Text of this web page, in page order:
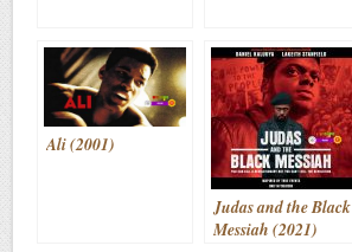
Ali (2001)
Judas and the Black
Messiah (2021)